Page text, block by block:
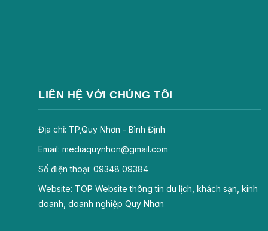
LIÊN HỆ VỚI CHÚNG TÔI
Địa chỉ: TP,Quy Nhơn - Bình Định
Email: mediaquynhon@gmail.com
Số điện thoại: 09348 09384
Website: TOP Website thông tin du lịch, khách sạn, kinh
doanh, doanh nghiệp Quy Nhơn